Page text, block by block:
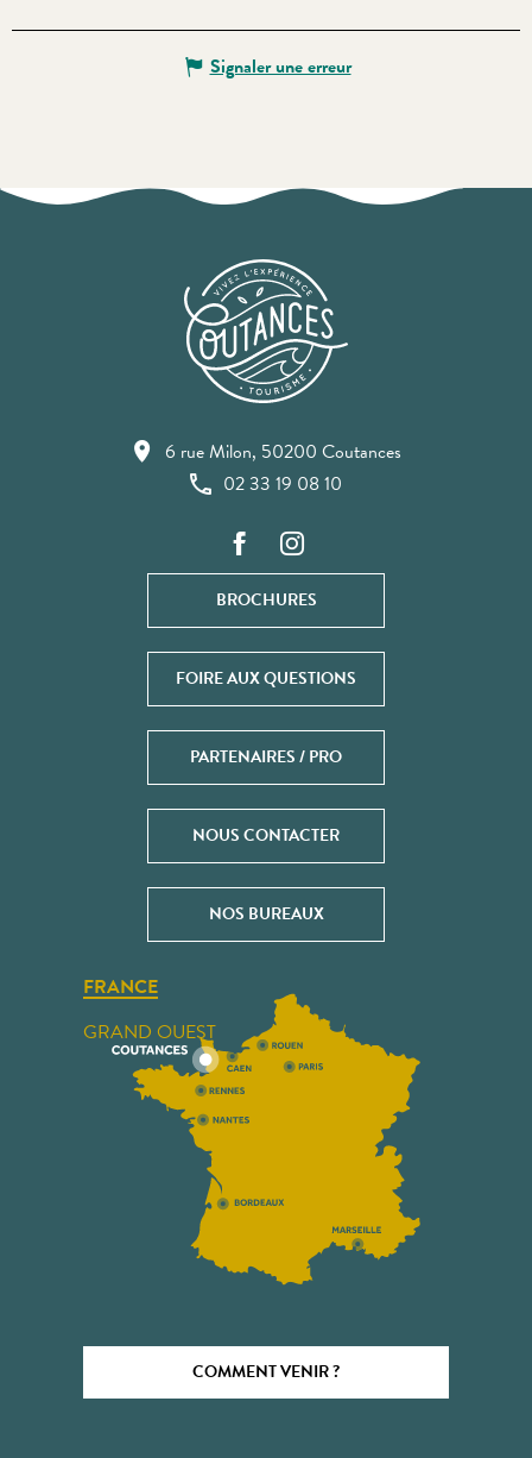
Signaler une erreur
6 rue Milon, 50200 Coutances
02 33 19 08 10
BROCHURES
FOIRE AUX QUESTIONS
PARTENAIRES / PRO
NOUS CONTACTER
NOS BUREAUX
FRANCE
GRAND OUEST
COMMENT VENIR ?